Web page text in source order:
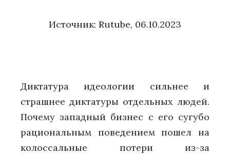
Источник: Rutube, 06.10.2023
Диктатура идеологии сильнее и
страшнее диктатуры отдельных людей.
Почему западный бизнес с его сугубо
рациональным поведением пошел на
колоссальные потери из-за